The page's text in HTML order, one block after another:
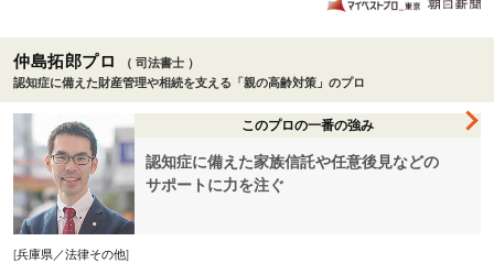
仲島拓郎プロ
（ 司法書士 ）
認知症に備えた財産管理や相続を支える「親の高齢対策」のプロ
このプロの一番の強み
認知症に備えた家族信託や任意後見などの
サポートに力を注ぐ
[兵庫県／法律その他]